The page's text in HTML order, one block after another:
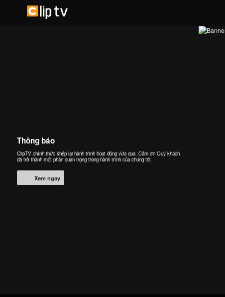
Thông báo
ClipTV chính thức khép lại hành trình hoạt động vừa qua. Cảm ơn Quý khách
đã trở thành một phần quan trọng trong hành trình của chúng tôi.
Xem ngay